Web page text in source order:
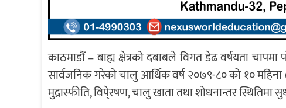
काठमाडौँ – बाह्य क्षेत्रको दबाबले विगत डेढ वर्षयता
सार्वजनिक गरेको चालु आर्थिक वर्ष २०७९-८० को १०
मुद्रास्फीति, विपे्रषण, चालु खाता तथा शोधनान्तर